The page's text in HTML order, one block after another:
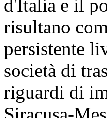
d'Italia e il
risultano
persistente
società di
riguardi di
Siracusa-